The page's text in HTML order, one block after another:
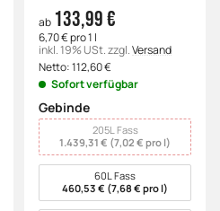
ab 133,99 €
6,70 € pro 1 l
inkl. 19% USt.zzgl.Versand
Netto:112,60€
Sofort verfügbar
Gebinde
wählen 205L Fass
1.439,31 € (7,02 € pro l)
60L Fass
460,53 € (7,68 € pro l)